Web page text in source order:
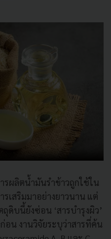
รผลิตน้ำมันรำข้าวถูกใช้ใน
เสริมมาอย่างยาวนาน แต่
บนี้ยังซ่อน ‘สารบำรุงผิว’
น งานวิจัยระบุว่าสารที่ค้น